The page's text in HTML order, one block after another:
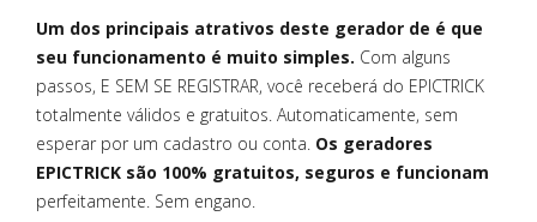
Um dos principais atrativos deste gerador de é que
seu funcionamento é muito simples. Com alguns
passos, E SEM SE REGISTRAR, você receberá do EPICTRICK
totalmente válidos e gratuitos. Automaticamente, sem
esperar por um cadastro ou conta. Os geradores
EPICTRICK são 100% gratuitos, seguros e funcionam
perfeitamente. Sem engano.